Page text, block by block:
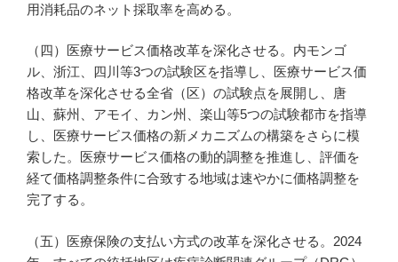
用消耗品のネット採取率を高める。
（四）医療サービス価格改革を深化させる。内モンゴ
ル、浙江、四川等3つの試験区を指導し、医療サービス価
格改革を深化させる全省（区）の試験点を展開し、唐
山、蘇州、アモイ、カン州、楽山等5つの試験都市を指導
し、医療サービス価格の新メカニズムの構築をさらに模
索した。医療サービス価格の動的調整を推進し、評価を
経て価格調整条件に合致する地域は速やかに価格調整を
完了する。
（五）医療保険の支払い方式の改革を深化させる。2024